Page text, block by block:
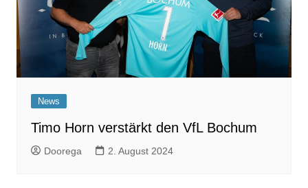
News
Timo Horn verstärkt den VfL Bochum
Doorega 2. August 2024